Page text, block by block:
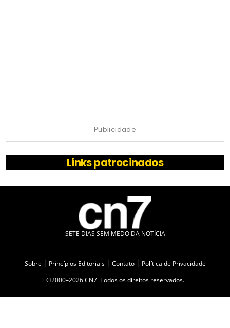
Publicidade
Links patrocinados
SETE DIAS SEM MEDO DA NOTÍCIA
Sobre Princípios Editoriais Contato
Política de Privacidade
©2000–2026 CN7. Todos os direitos reservados.